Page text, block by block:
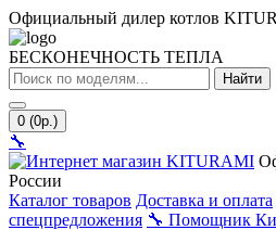
Официальный дилер котлов
БЕСКОНЕЧНОСТЬ ТЕПЛА
Найти
0 (0р.)
🔧
России
Каталог товаров Доставка и оплата
спецпредложения 🔧 Помощник